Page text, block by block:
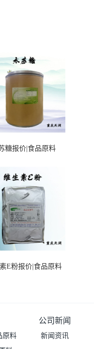
糖报价|食品原料
E粉报价|食品原料
原料
公司新闻
新闻资讯